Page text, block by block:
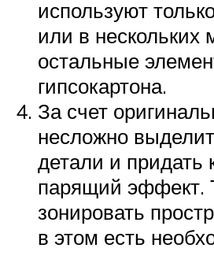
используют
или в нескольких
остальные
гипсокартона.
За счет
несложно
детали и придать
парящий эффект.
зонировать
в этом есть